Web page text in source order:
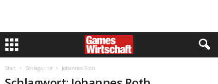
Start Schlagworte Johannes Roth